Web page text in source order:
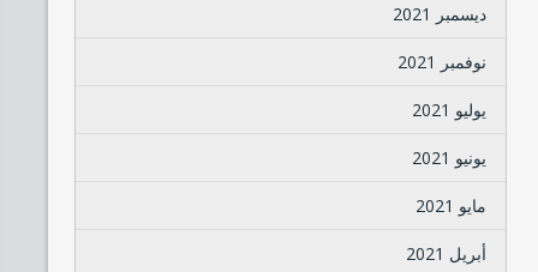
ديسمبر 2021
نوفمبر 2021
يوليو 2021
يونيو 2021
مايو 2021
أبريل 2021